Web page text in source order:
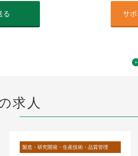
る サ
求人
製造・研究開発・生産技術・品質管理